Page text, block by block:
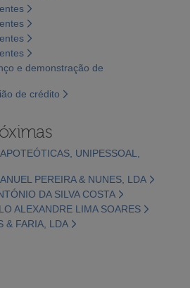
e demonstração de
de crédito
UNIPESSOAL,
PEREIRA & NUNES, LDA
DA SILVA COSTA
ALEXANDRE LIMA SOARES
& FARIA, LDA